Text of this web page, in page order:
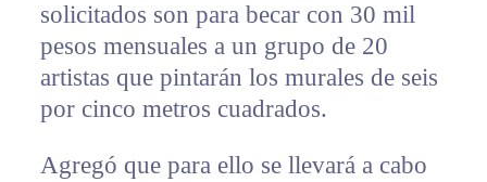
solicitados son para becar con 30 mil
pesos mensuales a un grupo de 20
artistas que pintarán los murales de seis
por cinco metros cuadrados.
Agregó que para ello se llevará a cabo